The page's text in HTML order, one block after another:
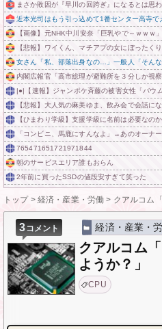
まさか敗因が『早川の回跨ぎ』になるとは思
近本光司はもう引っ込めて1番センター高寺で
【画像】元NHK中川安奈「巨乳やで～ｗｗｗ
【悲報】ワイくん、マチアプの女にぼったく
女さん「私、部落出身なの…」一般人「そん
内閣広報官「高市総理が避難所を３分しか視
|●|【速報】ジャンポケ斉藤の被害女性「バウ
【悲報】大人気の麻美ゆま、飲み会で会話に
【ひまわり学級】支援学級に名前は必要なのか
「コンビニ、馬鹿にすんなよ」→あのオーナ
765471651721971844
朝のサービスエリア誰もおらん
2年前に買ったSSDの値段安すぎて笑った
トップ> 経済・産業・労働 > クアルコム
3コメント 経済・産業・
クアルコム
ようか？」
CPU